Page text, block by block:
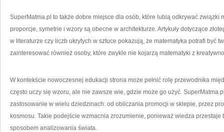
SuperMatma.pl to także dobre miejsce dla osób, które lubią odkrywać związki
proporcje, symetrie i wzory są obecne w architekturze. Artykuły dotyczące
w literaturze czy liczb ukrytych w sztuce pokazują, że matematyka potrafi być
zainteresować również osoby, które zwykle nie kojarzą matematyki z
W kontekście nowoczesnej edukacji strona może pełnić rolę przewodnika
często uczy się wzoru, ale nie zawsze wie, gdzie może go użyć.
zastosowanie w wielu dziedzinach: od obliczania promocji w sklepie, przez
kosmosu. Takie podejście wzmacnia zrozumienie, ponieważ wiedza
sposobem analizowania świata.